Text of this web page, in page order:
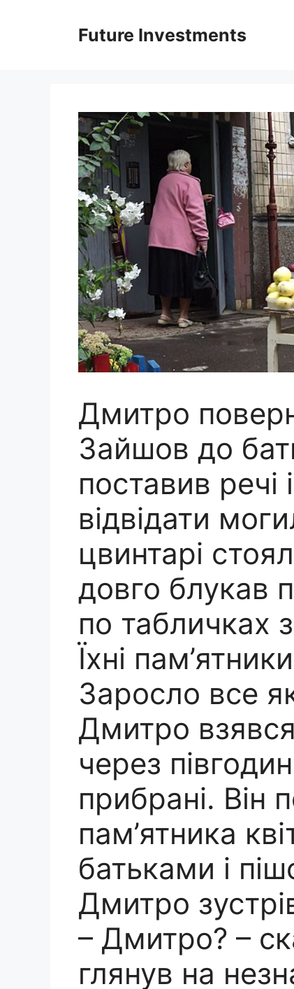
Future Investments
Дмитро
Зайшов до
поставив речі
відвідати
цвинтарі
довго блукав
по табличках
Їхні
Заросло все
Дмитро
через
прибрані. Він
пам’ятника
батьками і
Дмитро
– Дмитро? –
глянув на